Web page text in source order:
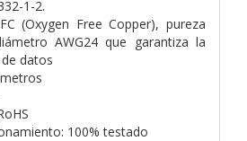
1-2.
(Oxygen Free Copper), pureza
AWG24 que garantiza la
datos
100% testado